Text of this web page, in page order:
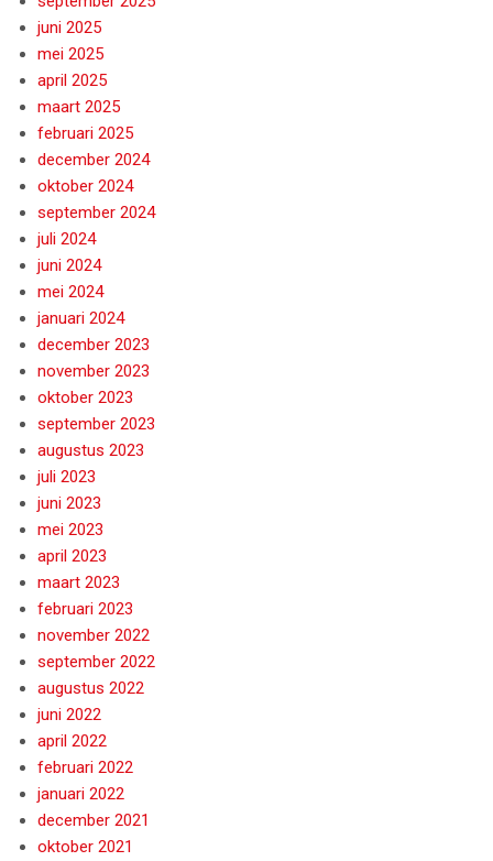
juni 2025
mei 2025
april 2025
maart 2025
februari 2025
december 2024
oktober 2024
september 2024
juli 2024
juni 2024
mei 2024
januari 2024
december 2023
november 2023
oktober 2023
september 2023
augustus 2023
juli 2023
juni 2023
mei 2023
april 2023
maart 2023
februari 2023
november 2022
september 2022
augustus 2022
juni 2022
april 2022
februari 2022
januari 2022
december 2021
oktober 2021